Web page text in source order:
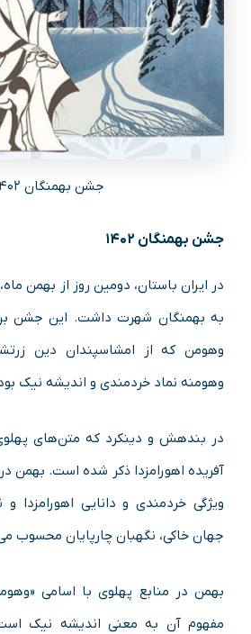
جشن بهمنگان ۱۴۰۲
جشن بهمنگان ۱۴۰۲
در ایران باستان، دومین روز از بهمن
به بهمنگان شهرت داشت. این جشن
وهومن که از امشاسپندان دین
وهومنه نماد خردمندی و اندیشه نیک
در بندهش و دینکرد که متن‌های
آفریده اهورامزدا ذکر شده است. بهمن
ویژگی خردمندی و دانایی اهورامزدا
جهان خاکی، نگهبان چارپایان محسوب
بهمن در منابع پهلوی با اسامی
مفهوم آن به معنی اندیشه نیک